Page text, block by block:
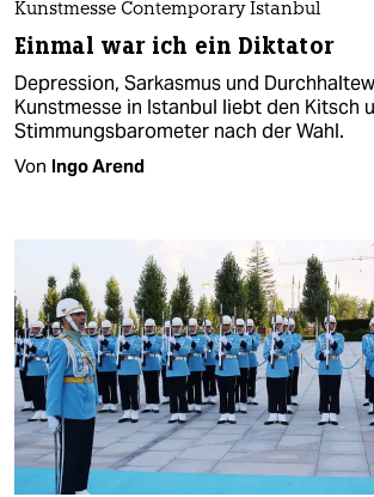
Kunstmesse Contemporary Istanbul
Einmal war ich ein Diktator
Depression, Sarkasmus und
Kunstmesse in Istanbul liebt den Kitsch
Stimmungsbarometer nach der Wahl.
Von Ingo Arend